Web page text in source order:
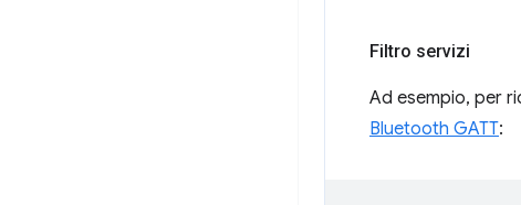
Filtro servizi
Ad esempio, per
Bluetooth GATT: